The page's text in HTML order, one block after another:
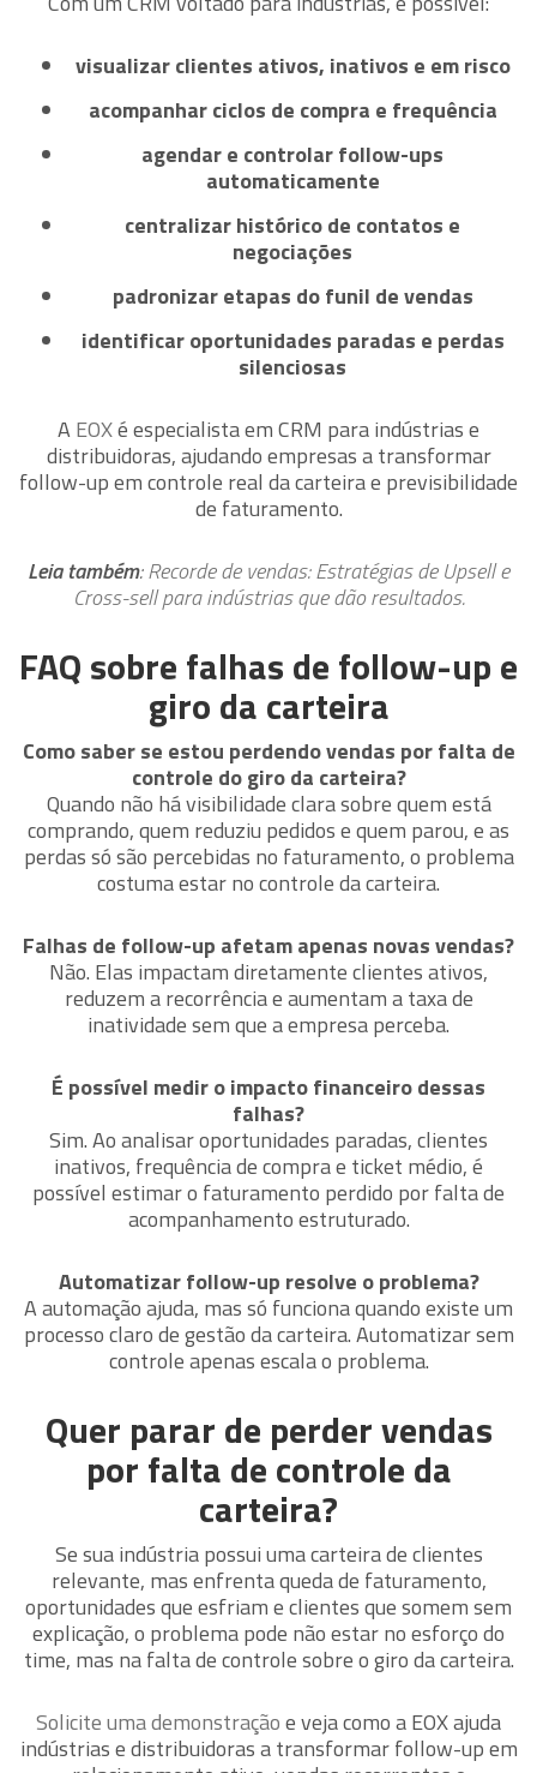
visualizar clientes ativos, inativos e em risco
acompanhar ciclos de compra e frequência
agendar e controlar follow-ups
automaticamente
centralizar histórico de contatos e
negociações
padronizar etapas do funil de vendas
identificar oportunidades paradas e perdas
silenciosas
AEOXé especialista em CRM para indústrias e
distribuidoras, ajudando empresas a transformar
follow-up em controle real da carteira e previsibilidade
de faturamento.
Leia também:Recorde de vendas: Estratégias de Upsell e
Cross-sell para indústrias que dão resultados.
FAQ sobre falhas de follow-up e
giro da carteira
Como saber se estou perdendo vendas por falta de
controle do giro da carteira?
Quando não há visibilidade clara sobre quem está
comprando, quem reduziu pedidos e quem parou, e as
perdas só são percebidas no faturamento, o problema
costuma estar no controle da carteira.
Falhas de follow-up afetam apenas novas vendas?
Não. Elas impactam diretamente clientes ativos,
reduzem a recorrência e aumentam a taxa de
inatividade sem que a empresa perceba.
É possível medir o impacto financeiro dessas
falhas?
Sim. Ao analisar oportunidades paradas, clientes
inativos, frequência de compra e ticket médio, é
possível estimar o faturamento perdido por falta de
acompanhamento estruturado.
Automatizar follow-up resolve o problema?
A automação ajuda, mas só funciona quando existe um
processo claro de gestão da carteira. Automatizar sem
controle apenas escala o problema.
Quer parar de perder vendas
por falta de controle da
carteira?
Se sua indústria possui uma carteira de clientes
relevante, mas enfrenta queda de faturamento,
oportunidades que esfriam e clientes que somem sem
explicação, o problema pode não estar no esforço do
time, mas na falta de controle sobre o giro da carteira.
Solicite uma demonstraçãoe veja como a EOX ajuda
indústrias e distribuidoras a transformar follow-up em